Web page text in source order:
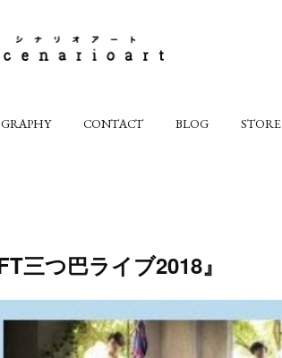
CONTACT BLOG STORE
三つ巴ライブ2018』